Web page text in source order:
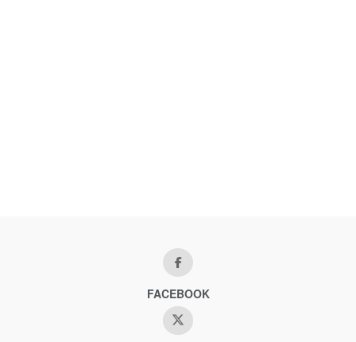
FACEBOOK